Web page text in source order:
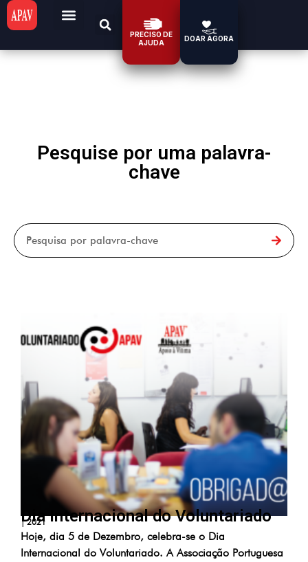
PRECISO DE
AJUDA
DOAR AGORA
Pesquise por uma palavra-
chave
Dia Internacional do Voluntariado
| 2021
Hoje, dia 5 de Dezembro, celebra-se o Dia
Internacional do Voluntariado. A Associação Portuguesa